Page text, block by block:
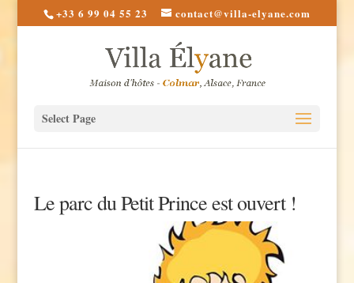
+33 6 99 04 55 23 contact@villa-elyane.com
Select Page
Le parc du Petit Prince est ouvert !